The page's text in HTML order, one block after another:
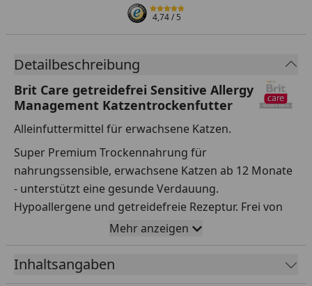
4,74/ 5
Detailbeschreibung
Brit Care getreidefrei Sensitive Allergy
Management Katzentrockenfutter
Alleinfuttermittel für erwachsene Katzen.
Super Premium Trockennahrung für
nahrungssensible, erwachsene Katzen ab 12 Monate
- unterstützt eine gesunde Verdauung.
Hypoallergene und getreidefreie Rezeptur. Frei von
Hühnerfett mit nachhaltigem Insektenprotein und
schmackhaften Hering und Kichererbsen.
Nachhaltige Proteinquelle für sehr gute
Mehr anzeigen
Inhaltsangaben